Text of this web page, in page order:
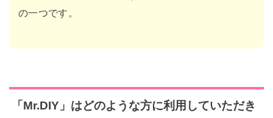
の一つです。
「Mr.DIY」はどのような方に利用していただき